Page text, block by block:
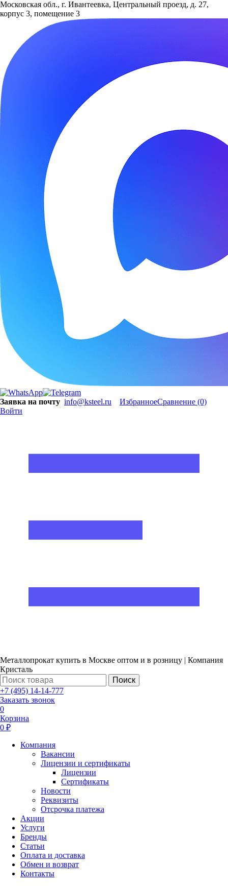
Московская обл., г. Ивантеевка, Центральный проезд, д. 27,
корпус 3, помещение 3
Заявка на почту info@ksteel.ru ИзбранноеСравнение (0)
Войти
Металлопрокат купить в Москве оптом и в розницу | Компания
Кристаль
Поиск
+7 (495) 14-14-777
Заказать звонок
0
Корзина
0 ₽
Компания
Вакансии
Лицензии и сертификаты
Лицензии
Сертификаты
Новости
Реквизиты
Отсрочка платежа
Акции
Услуги
Бренды
Статьи
Оплата и доставка
Обмен и возврат
Контакты